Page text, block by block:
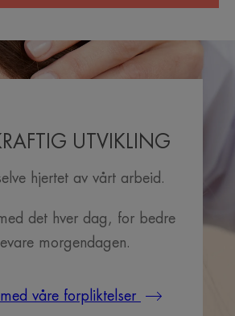
UTVIKLING
hjertet av vårt arbeid.
det hver dag, for bedre
morgendagen.
våre forpliktelser